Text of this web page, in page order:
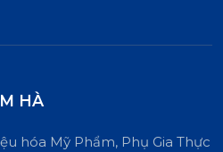
HÀ
hóa Mỹ Phẩm, Phụ Gia Thực